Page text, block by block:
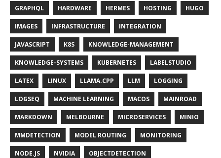
GRAPHQL HARDWARE HERMES HOSTING HUGO
IMAGES INFRASTRUCTURE INTEGRATION
JAVASCRIPT K8S KNOWLEDGE-MANAGEMENT
KNOWLEDGE-SYSTEMS KUBERNETES LABELSTUDIO
LATEX LINUX LLAMA.CPP LLM LOGGING
LOGSEQ MACHINE LEARNING MACOS MAINROAD
MARKDOWN MELBOURNE MICROSERVICES MINIO
MMDETECTION MODEL ROUTING MONITORING
NODE.JS NVIDIA OBJECTDETECTION